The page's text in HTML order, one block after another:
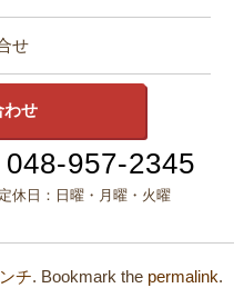
せ
わせ
048-957-2345
定休日： 日曜・月曜・火曜
チ. Bookmark the permalink.